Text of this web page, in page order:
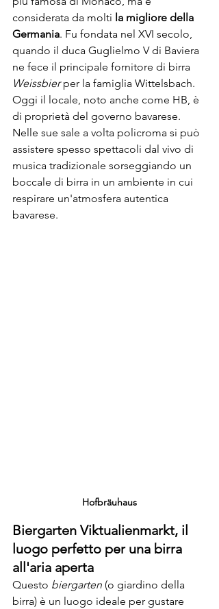
considerata da molti la migliore della
Germania. Fu fondata nel XVI secolo,
quando il duca Guglielmo V di Baviera
ne fece il principale fornitore di birra
Weissbier per la famiglia Wittelsbach.
Oggi il locale, noto anche come HB, è
di proprietà del governo bavarese.
Nelle sue sale a volta policroma si può
assistere spesso spettacoli dal vivo di
musica tradizionale sorseggiando un
boccale di birra in un ambiente in cui
respirare un'atmosfera autentica
bavarese.
Hofbräuhaus
Biergarten Viktualienmarkt, il
luogo perfetto per una birra
all'aria aperta
Questo biergarten (o giardino della
birra) è un luogo ideale per gustare